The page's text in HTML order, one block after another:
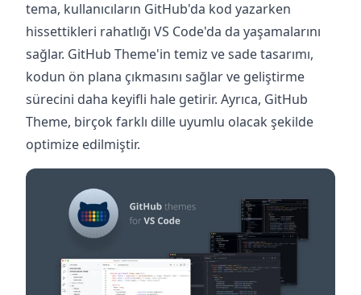
tema, kullanıcıların GitHub'da kod yazarken
hissettikleri rahatlığı VS Code'da da yaşamalarını
sağlar. GitHub Theme'in temiz ve sade tasarımı,
kodun ön plana çıkmasını sağlar ve geliştirme
sürecini daha keyifli hale getirir. Ayrıca, GitHub
Theme, birçok farklı dille uyumlu olacak şekilde
optimize edilmiştir. ‍